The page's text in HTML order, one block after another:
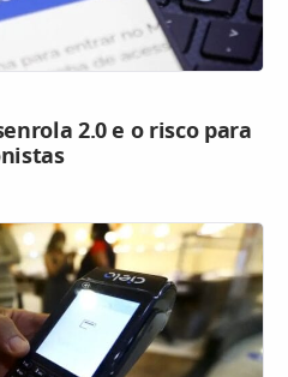
2.0 e o risco para